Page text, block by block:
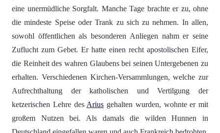
eine unermüdliche Sorgfalt. Manche Tage brachte er zu, ohne
die mindeste Speise oder Trank zu sich zu nehmen. In allen,
sowohl öffentlichen als besonderen Anliegen nahm er seine
Zuflucht zum Gebet. Er hatte einen recht apostolischen Eifer,
die Reinheit des wahren Glaubens bei seinen Untergebenen zu
erhalten. Verschiedenen Kirchen-Versammlungen, welche zur
Aufrechthaltung der katholischen und Vertilgung der
ketzerischen Lehre des Arius gehalten wurden, wohnte er mit
großem Nutzen bei. Als damals die wilden Hunnen in